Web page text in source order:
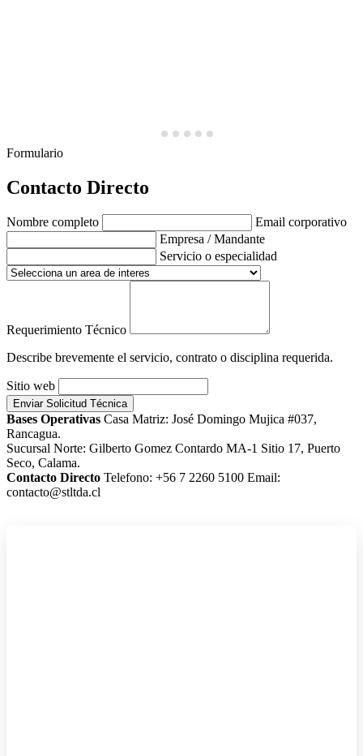
Formulario
Contacto Directo
Nombre completo
Email corporativo
Empresa / Mandante
Servicio o especialidad
Requerimiento Técnico
Describe brevemente el servicio, contrato o disciplina requerida.
Sitio web
Enviar Solicitud Técnica
Bases Operativas Casa Matriz: José Domingo Mujica #037,
Rancagua.
Sucursal Norte: Gilberto Gomez Contardo MA-1 Sitio 17, Puerto
Seco, Calama.
Contacto Directo Telefono: +56 7 2260 5100 Email:
contacto@stltda.cl